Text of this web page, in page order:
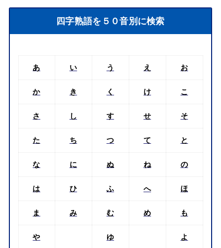
四字熟語を５０音別に検索
あ い う え お
か き く け こ
さ し す せ そ
た ち つ て と
な に ぬ ね の
は ひ ふ へ ほ
ま み む め も
や ゆ よ